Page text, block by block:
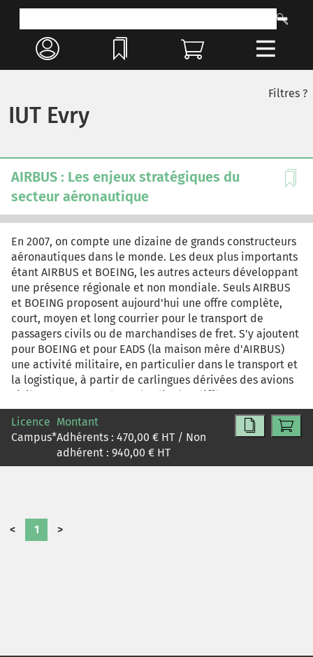
IUT Evry
Filtres ?
AIRBUS : Les enjeux stratégiques du
secteur aéronautique
En 2007, on compte une dizaine de grands constructeurs
aéronautiques dans le monde. Les deux plus importants
étant AIRBUS et BOEING, les autres acteurs développant
une présence régionale et non mondiale. Seuls AIRBUS
et BOEING proposent aujourd'hui une offre complète,
court, moyen et long courrier pour le transport de
passagers civils ou de marchandises de fret. S'y ajoutent
pour BOEING et pour EADS (la maison mère d'AIRBUS)
une activité militaire, en particulier dans le transport et
la logistique, à partir de carlingues dérivées des avions
civils. L'apprenant devra étudier les différents aspects
de la stratégie marketing de l'un des leaders en matière
de constructions d'avions, AIRBUS.
Licence
Campus*
Montant
Adhérents : 470,00 € HT / Non
adhérent : 940,00 € HT
< 1 >